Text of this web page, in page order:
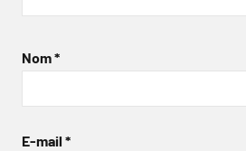
Nom*
E-mail *